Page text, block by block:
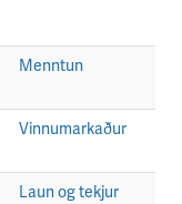
Menntun
Vinnumarkaður
Laun og tekjur